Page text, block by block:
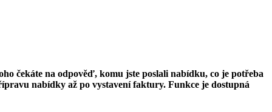
čekáte na odpověď, komu jste poslali nabídku, co je potřeba
nabídky až po vystavení faktury. Funkce je dostupná